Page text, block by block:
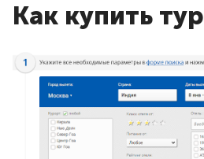
Как купить тур